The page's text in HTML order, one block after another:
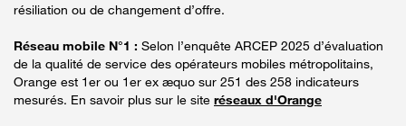
résiliation ou de changement d’offre.
Réseau mobile N°1 : Selon l’enquête ARCEP 2025 d’évaluation
de la qualité de service des opérateurs mobiles métropolitains,
Orange est 1er ou 1er ex æquo sur 251 des 258 indicateurs
mesurés. En savoir plus sur le site réseaux d'Orange